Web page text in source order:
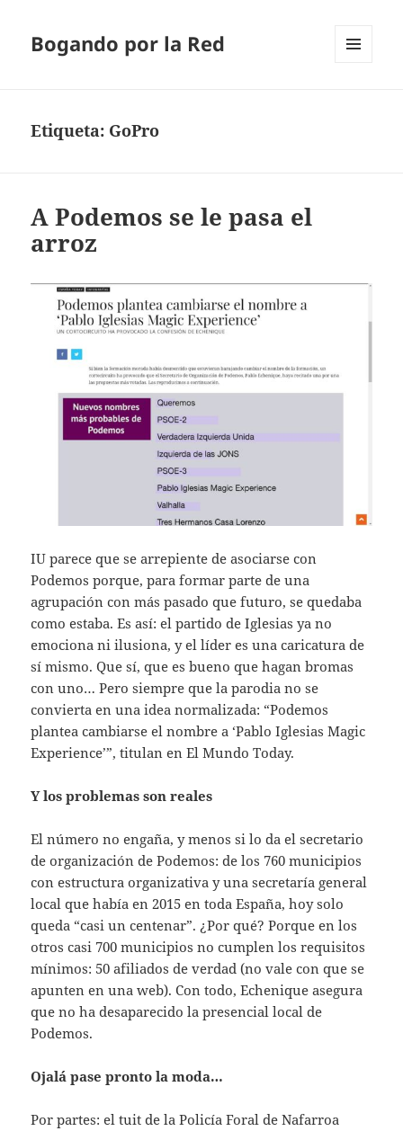
Bogando por la Red
Etiqueta: GoPro
A Podemos se le pasa el
arroz
IU parece que se arrepiente de asociarse con
Podemos porque, para formar parte de una
agrupación con más pasado que futuro, se quedaba
como estaba. Es así: el partido de Iglesias ya no
emociona ni ilusiona, y el líder es una caricatura de
sí mismo. Que sí, que es bueno que hagan bromas
con uno… Pero siempre que la parodia no se
convierta en una idea normalizada: “Podemos
plantea cambiarse el nombre a ‘Pablo Iglesias Magic
Experience’”, titulan en El Mundo Today.
Y los problemas son reales
El número no engaña, y menos si lo da el secretario
de organización de Podemos: de los 760 municipios
con estructura organizativa y una secretaría general
local que había en 2015 en toda España, hoy solo
queda “casi un centenar”. ¿Por qué? Porque en los
otros casi 700 municipios no cumplen los requisitos
mínimos: 50 afiliados de verdad (no vale con que se
apunten en una web). Con todo, Echenique asegura
que no ha desaparecido la presencial local de
Podemos.
Ojalá pase pronto la moda…
Por partes: el tuit de la Policía Foral de Nafarroa